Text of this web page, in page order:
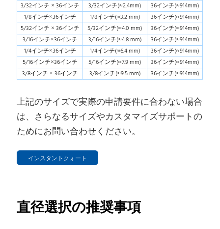
3/32インチ × 36インチ
3/32インチ(≈2.4mm)
36インチ(≈914mm)
1/8インチ×36インチ
1/8インチ(≈3.2 mm)
36インチ(≈914mm)
5/32インチ × 36インチ
5/32インチ(≈4.0 mm)
36インチ(≈914mm)
3/16インチ×36インチ
3/16インチ(≈4.8 mm)
36インチ(≈914mm)
1/4インチ×36インチ
1/4インチ(≈6.4 mm)
36インチ(≈914mm)
5/16インチ×36インチ
5/16インチ(≈7.9 mm)
36インチ(≈914mm)
3/8インチ × 36インチ
3/8インチ(≈9.5 mm) 36インチ(≈914mm)
上記のサイズで実際の申請要件に合わない場合
は、さらなるサイズやカスタマイズサポートの
ためにお問い合わせください。
インスタントクォート
直径選択の推奨事項